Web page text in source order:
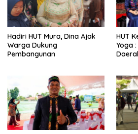
Hadiri HUT Mura, Dina Ajak
Warga Dukung
Pembangunan
HUT
Yoga